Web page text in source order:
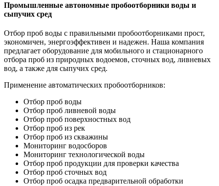
Промышленные автономные пробоотборники воды и
сыпучих сред
Отбор проб воды с правильными пробоотборниками прост,
экономичен, энергоэффективен и надежен. Наша компания
предлагает оборудование для мобильного и стационарного
отбора проб из природных водоемов, сточных вод, ливневых
вод, а также для сыпучих сред.
Применение автоматических пробоотборников:
Отбор проб воды
Отбор проб ливневой воды
Отбор проб поверхностных вод
Отбор проб из рек
Отбор проб из скважины
Мониторинг водосборов
Мониторинг технологической воды
Отбор проб продукции для проверки качества
Отбор проб сточных вод
Отбор проб осадка предварительной обработки